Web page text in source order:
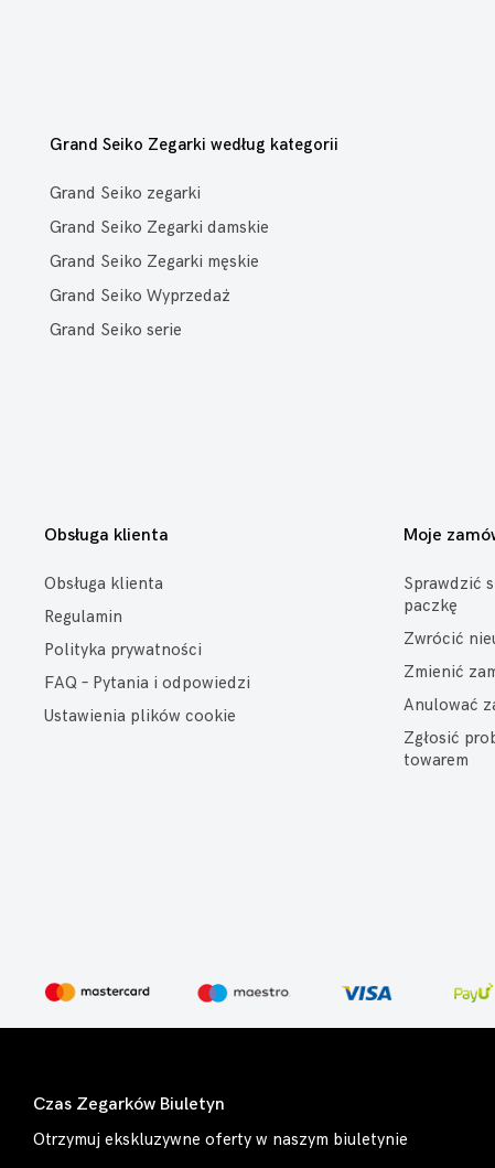
Grand Seiko Zegarki według kategorii
Grand Seiko zegarki
Grand Seiko Zegarki damskie
Grand Seiko Zegarki męskie
Grand Seiko Wyprzedaż
Grand Seiko serie
Obsługa klienta
Obsługa klienta
Regulamin
Polityka prywatności
FAQ – Pytania i odpowiedzi
Ustawienia plików cookie
Moje
Sprawdzić
paczkę
Zwrócić
Zmienić
Anulować
Zgłosić
towarem
Czas Zegarków Biuletyn
Otrzymuj ekskluzywne oferty w naszym biuletynie